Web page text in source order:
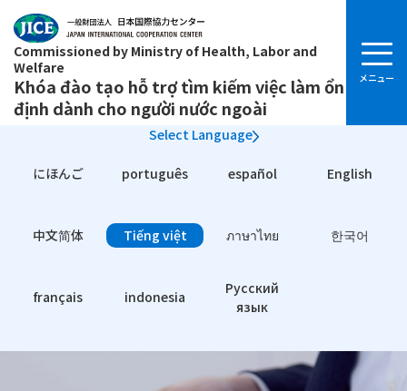
Commissioned by Ministry of Health, Labor and
Welfare
Khóa đào tạo hỗ trợ tìm kiếm việc làm ổn
định dành cho người nước ngoài
Select Language
にほんご português español English
中文简体 Tiếng việt ภาษาไทย 한국어
français indonesia
Pусский
язык